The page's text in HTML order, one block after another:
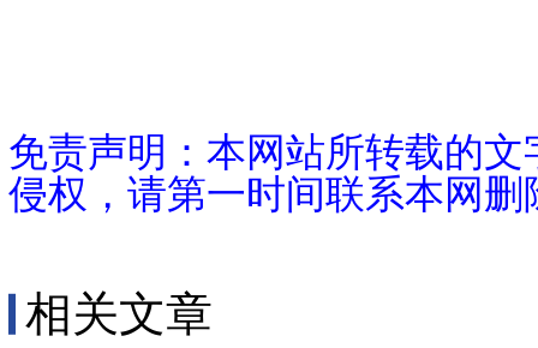
免责声明：本网站所转载的
侵权，请第一时间联系本网删
相关文章